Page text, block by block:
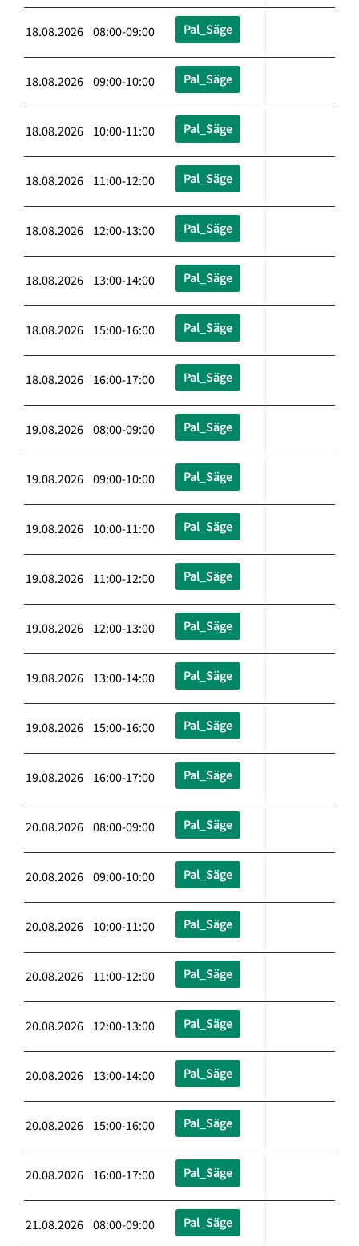
18.08.2026 08:00-09:00 Pal_Säge
18.08.2026 09:00-10:00 Pal_Säge
18.08.2026 10:00-11:00 Pal_Säge
18.08.2026 11:00-12:00 Pal_Säge
18.08.2026 12:00-13:00 Pal_Säge
18.08.2026 13:00-14:00 Pal_Säge
18.08.2026 15:00-16:00 Pal_Säge
18.08.2026 16:00-17:00 Pal_Säge
19.08.2026 08:00-09:00 Pal_Säge
19.08.2026 09:00-10:00 Pal_Säge
19.08.2026 10:00-11:00 Pal_Säge
19.08.2026 11:00-12:00 Pal_Säge
19.08.2026 12:00-13:00 Pal_Säge
19.08.2026 13:00-14:00 Pal_Säge
19.08.2026 15:00-16:00 Pal_Säge
19.08.2026 16:00-17:00 Pal_Säge
20.08.2026 08:00-09:00 Pal_Säge
20.08.2026 09:00-10:00 Pal_Säge
20.08.2026 10:00-11:00 Pal_Säge
20.08.2026 11:00-12:00 Pal_Säge
20.08.2026 12:00-13:00 Pal_Säge
20.08.2026 13:00-14:00 Pal_Säge
20.08.2026 15:00-16:00 Pal_Säge
20.08.2026 16:00-17:00 Pal_Säge
21.08.2026 08:00-09:00 Pal_Säge